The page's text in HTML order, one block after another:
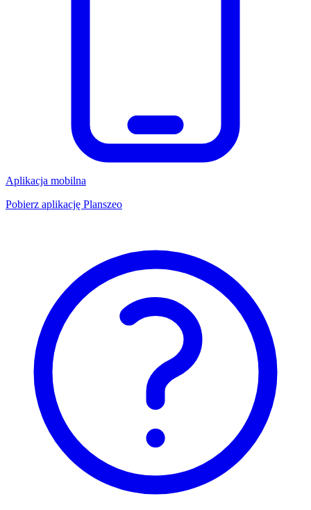
Aplikacja mobilna
Pobierz aplikację Planszeo